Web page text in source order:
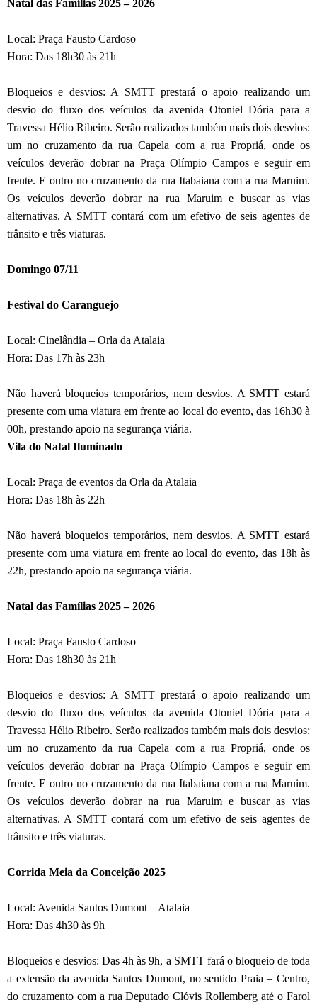
Natal das Famílias 2025 – 2026
Local: Praça Fausto Cardoso
Hora: Das 18h30 às 21h
Bloqueios e desvios: A SMTT prestará o apoio realizando um
desvio do fluxo dos veículos da avenida Otoniel Dória para a
Travessa Hélio Ribeiro. Serão realizados também mais dois desvios:
um no cruzamento da rua Capela com a rua Propriá, onde os
veículos deverão dobrar na Praça Olímpio Campos e seguir em
frente. E outro no cruzamento da rua Itabaiana com a rua Maruim.
Os veículos deverão dobrar na rua Maruim e buscar as vias
alternativas. A SMTT contará com um efetivo de seis agentes de
trânsito e três viaturas.
Domingo 07/11
Festival do Caranguejo
Local: Cinelândia – Orla da Atalaia
Hora: Das 17h às 23h
Não haverá bloqueios temporários, nem desvios. A SMTT estará
presente com uma viatura em frente ao local do evento, das 16h30 à
00h, prestando apoio na segurança viária.
Vila do Natal Iluminado
Local: Praça de eventos da Orla da Atalaia
Hora: Das 18h às 22h
Não haverá bloqueios temporários, nem desvios. A SMTT estará
presente com uma viatura em frente ao local do evento, das 18h às
22h, prestando apoio na segurança viária.
Natal das Famílias 2025 – 2026
Local: Praça Fausto Cardoso
Hora: Das 18h30 às 21h
Bloqueios e desvios: A SMTT prestará o apoio realizando um
desvio do fluxo dos veículos da avenida Otoniel Dória para a
Travessa Hélio Ribeiro. Serão realizados também mais dois desvios:
um no cruzamento da rua Capela com a rua Propriá, onde os
veículos deverão dobrar na Praça Olímpio Campos e seguir em
frente. E outro no cruzamento da rua Itabaiana com a rua Maruim.
Os veículos deverão dobrar na rua Maruim e buscar as vias
alternativas. A SMTT contará com um efetivo de seis agentes de
trânsito e três viaturas.
Corrida Meia da Conceição 2025
Local: Avenida Santos Dumont – Atalaia
Hora: Das 4h30 às 9h
Bloqueios e desvios: Das 4h às 9h, a SMTT fará o bloqueio de toda
a extensão da avenida Santos Dumont, no sentido Praia – Centro,
do cruzamento com a rua Deputado Clóvis Rollemberg até o Farol